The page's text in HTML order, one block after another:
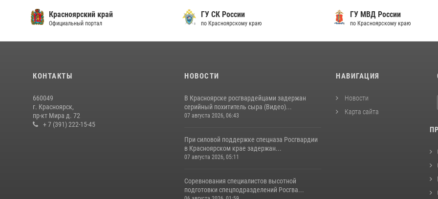
Красноярский край
Официальный портал
ГУ СК России
по Красноярскому краю
ГУ МВД России
по Красноярскому краю
КОНТАКТЫ
660049
г. Красноярск,
пр-кт Мира д. 72
+ 7 (391) 222-15-45
НОВОСТИ
В Красноярске росгвардейцами задержан
серийный похититель сыра (Видео)...
07 августа 2026, 06:43
При силовой поддержке спецназа Росгвардии
в Красноярском крае задержан...
07 августа 2026, 05:11
Соревнования специалистов высотной
подготовки спецподразделений Росгва...
НАВИГАЦИЯ
Новости
Карта сайта